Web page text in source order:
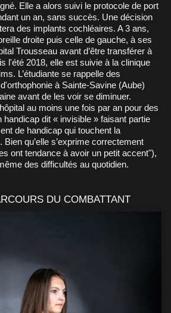
Elle a alors suivi le protocole de port
un an, sans succès. Une décision
des implants cochléaires. A 3 ans,
droite puis celle de gauche, à ses
Trousseau avant d’être transférer à
l'été 2018, elle est suivie à la clinique
L’étudiante se rappelle des
à Sainte-Savine (Aube)
avant de les voir se diminuer.
au moins une fois par an pour des
dit « invisible » faisant partie
de handicap qui touchent la
Bien qu’elle s’exprime correctement
ont tendance à avoir un petit accent"),
des difficultés au quotidien.
DU COMBATTANT